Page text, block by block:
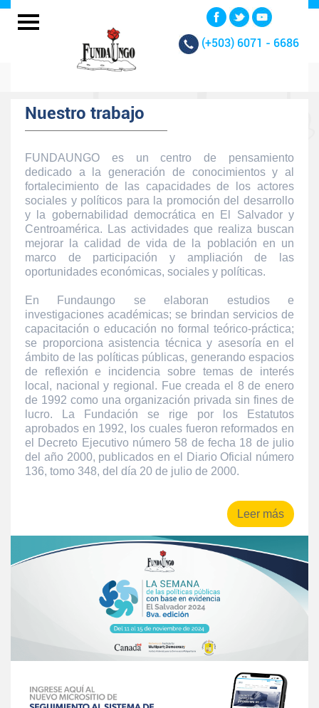
(+503) 6071 - 6686
Nuestro trabajo
FUNDAUNGO es un centro de pensamiento
dedicado a la generación de conocimientos y al
fortalecimiento de las capacidades de los actores
sociales y políticos para la promoción del desarrollo
y la gobernabilidad democrática en El Salvador y
Centroamérica. Las actividades que realiza buscan
mejorar la calidad de vida de la población en un
marco de participación y ampliación de las
oportunidades económicas, sociales y políticas.
En Fundaungo se elaboran estudios e
investigaciones académicas; se brindan servicios de
capacitación o educación no formal teórico-práctica;
se proporciona asistencia técnica y asesoría en el
ámbito de las políticas públicas, generando espacios
de reflexión e incidencia sobre temas de interés
local, nacional y regional. Fue creada el 8 de enero
de 1992 como una organización privada sin fines de
lucro. La Fundación se rige por los Estatutos
aprobados en 1992, los cuales fueron reformados en
el Decreto Ejecutivo número 58 de fecha 18 de julio
del año 2000, publicados en el Diario Oficial número
136, tomo 348, del día 20 de julio de 2000.
Leer más